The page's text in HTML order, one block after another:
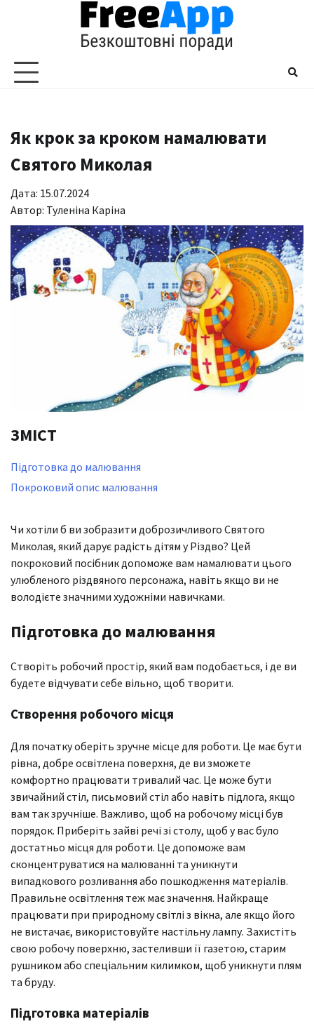
Як крок за кроком намалювати
Святого Миколая
Дата: 15.07.2024
Автор: Туленіна Каріна
ЗМІСТ
Підготовка до малювання
Покроковий опис малювання
Чи хотіли б ви зобразити доброзичливого Святого
Миколая, який дарує радість дітям у Різдво? Цей
покроковий посібник допоможе вам намалювати цього
улюбленого різдвяного персонажа, навіть якщо ви не
володієте значними художніми навичками.
Підготовка до малювання
Створіть робочий простір, який вам подобається, і де ви
будете відчувати себе вільно, щоб творити.
Створення робочого місця
Для початку оберіть зручне місце для роботи. Це має бути
рівна, добре освітлена поверхня, де ви зможете
комфортно працювати тривалий час. Це може бути
звичайний стіл, письмовий стіл або навіть підлога, якщо
вам так зручніше. Важливо, щоб на робочому місці був
порядок. Приберіть зайві речі зі столу, щоб у вас було
достатньо місця для роботи. Це допоможе вам
сконцентруватися на малюванні та уникнути
випадкового розливання або пошкодження матеріалів.
Правильне освітлення теж має значення. Найкраще
працювати при природному світлі з вікна, але якщо його
не вистачає, використовуйте настільну лампу. Захистіть
свою робочу поверхню, застеливши її газетою, старим
рушником або спеціальним килимком, щоб уникнути плям
та бруду.
Підготовка матеріалів